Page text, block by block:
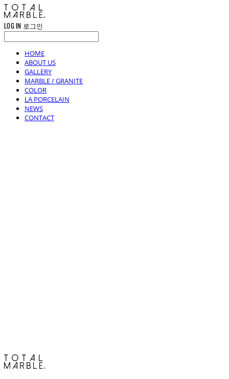
LOG IN 로그인
HOME
ABOUT US
GALLERY
MARBLE / GRANITE
COLOR
LA PORCELAIN
NEWS
CONTACT